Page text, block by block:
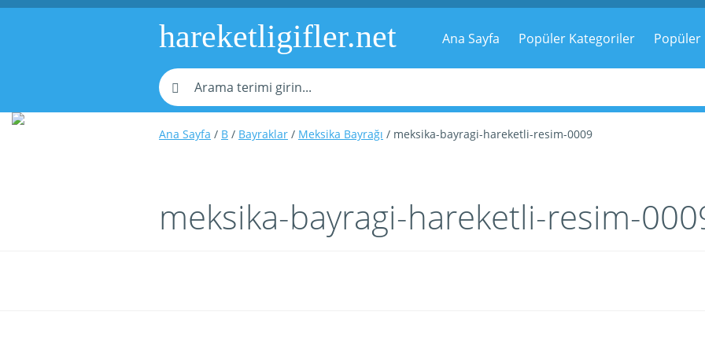
hareketligifler.net Ana Sayfa Popüler Kategoriler Popüler
Ana Sayfa / B / Bayraklar / Meksika Bayrağı / meksika-bayragi-hareketli-resim-0009
meksika-bayragi-hareketli-resim-